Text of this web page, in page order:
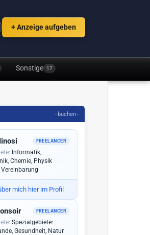
+ Anzeige aufgeben
Sonstige 17
- buchen -
FREELANCER
Informatik,
Chemie, Physik
mich hier im Profil
FREELANCER
Spezialgebiete:
Gesundheit, Natur